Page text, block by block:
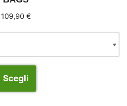
109,90 €
Scegli